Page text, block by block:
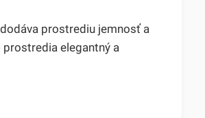
prostrediu jemnosť a
elegantný a